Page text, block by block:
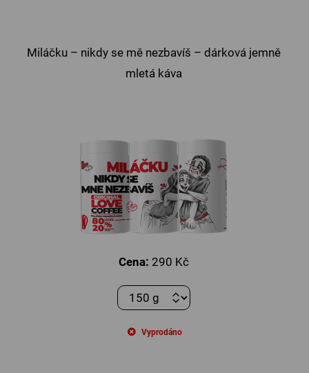
Miláčku – nikdy se mě nezbavíš – dárková jemně
mletá káva
Cena: 290 Kč
Vyprodáno